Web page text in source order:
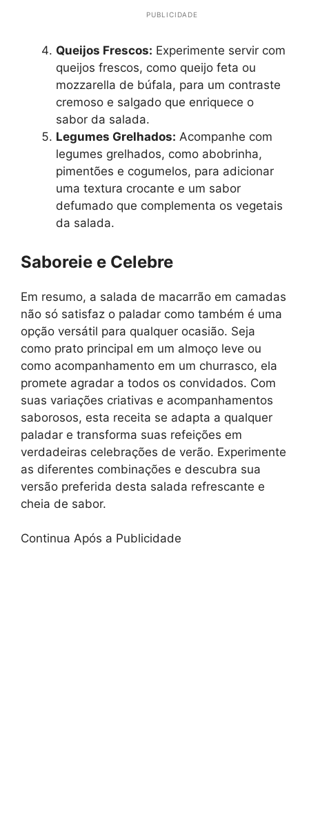
PUBLICIDADE
Queijos Frescos: Experimente servir com
queijos frescos, como queijo feta ou
mozzarella de búfala, para um contraste
cremoso e salgado que enriquece o
sabor da salada.
Legumes Grelhados: Acompanhe com
legumes grelhados, como abobrinha,
pimentões e cogumelos, para adicionar
uma textura crocante e um sabor
defumado que complementa os vegetais
da salada.
Saboreie e Celebre
Em resumo, a salada de macarrão em camadas
não só satisfaz o paladar como também é uma
opção versátil para qualquer ocasião. Seja
como prato principal em um almoço leve ou
como acompanhamento em um churrasco, ela
promete agradar a todos os convidados. Com
suas variações criativas e acompanhamentos
saborosos, esta receita se adapta a qualquer
paladar e transforma suas refeições em
verdadeiras celebrações de verão. Experimente
as diferentes combinações e descubra sua
versão preferida desta salada refrescante e
cheia de sabor.
Continua Após a Publicidade